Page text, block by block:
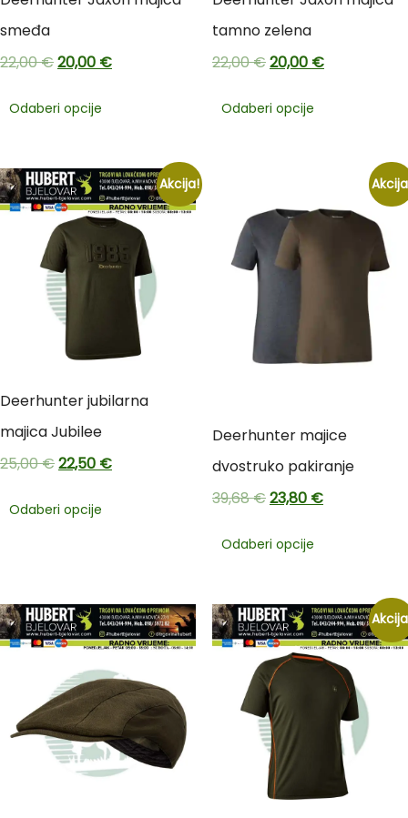
smeđa
22,00€20,00 €
Odaberi opcije
tamno zelena
22,00€20,00 €
Odaberi opcije
Akcija!
Deerhunter jubilarna
majica Jubilee
25,00€22,50 €
Odaberi opcije
Deerhunter majice
dvostruko pakiranje
39,68€23,80 €
Odaberi opcije